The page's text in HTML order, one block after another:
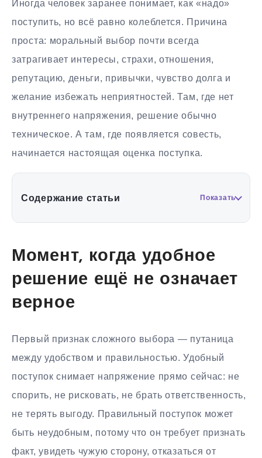
Иногда человек заранее понимает, как «надо»
поступить, но всё равно колеблется. Причина
проста: моральный выбор почти всегда
затрагивает интересы, страхи, отношения,
репутацию, деньги, привычки, чувство долга и
желание избежать неприятностей. Там, где нет
внутреннего напряжения, решение обычно
техническое. А там, где появляется совесть,
начинается настоящая оценка поступка.
Содержание статьи Показать
Момент, когда удобное
решение ещё не означает
верное
Первый признак сложного выбора — путаница
между удобством и правильностью. Удобный
поступок снимает напряжение прямо сейчас: не
спорить, не рисковать, не брать ответственность,
не терять выгоду. Правильный поступок может
быть неудобным, потому что он требует признать
факт, увидеть чужую сторону, отказаться от